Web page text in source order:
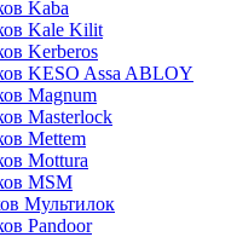
Kaba
Kale Kilit
Kerberos
KESO Assa ABLOY
Magnum
Masterlock
Mettem
Mottura
MSM
Мультилок
Pandoor